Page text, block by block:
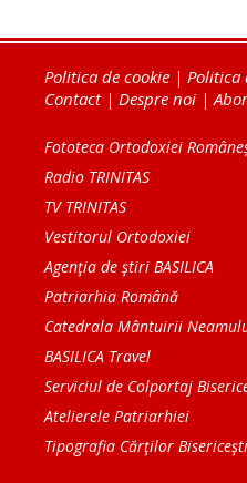
Politica de cookie | Politica
Contact| Despre noi |
Fototeca Ortodoxiei
Radio TRINITAS
TV TRINITAS
Vestitorul Ortodoxiei
Agenţia de ştiri BASILICA
Patriarhia Română
Catedrala Mântuirii
BASILICA Travel
Serviciul de Colportaj
Atelierele Patriarhiei
Tipografia Cărţilor Bisericeşti